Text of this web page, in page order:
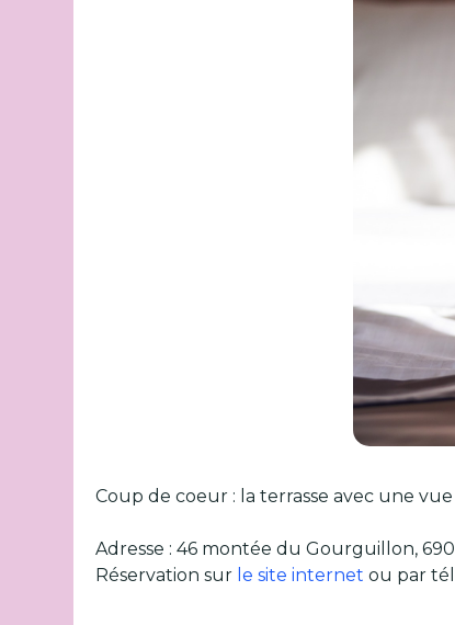
Coup de coeur : la terrasse avec une
Adresse : 46 montée du Gourguillon,
Réservation sur le site internet ou par